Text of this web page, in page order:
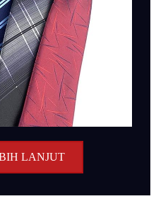
LANJUT